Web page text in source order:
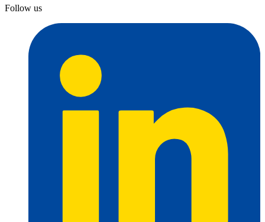
Follow us